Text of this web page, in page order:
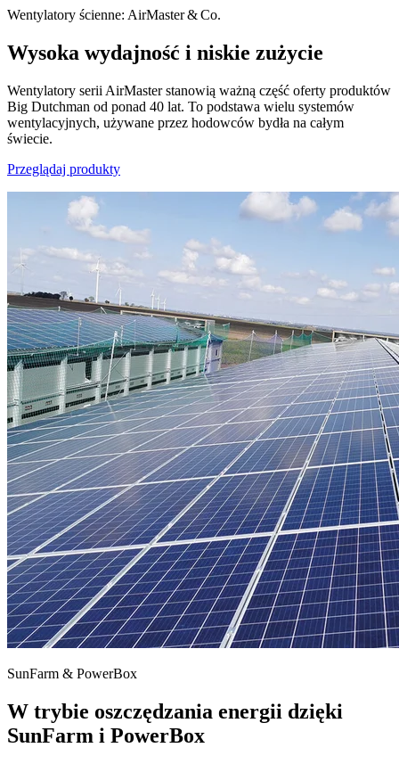
Wentylatory ścienne: AirMaster & Co.
Wysoka wydajność i niskie zużycie
Wentylatory serii AirMaster stanowią ważną część oferty produktów
Big Dutchman od ponad 40 lat. To podstawa wielu systemów
wentylacyjnych, używane przez hodowców bydła na całym
świecie.
Przeglądaj produkty
SunFarm & PowerBox
W trybie oszczędzania energii dzięki
SunFarm i PowerBox